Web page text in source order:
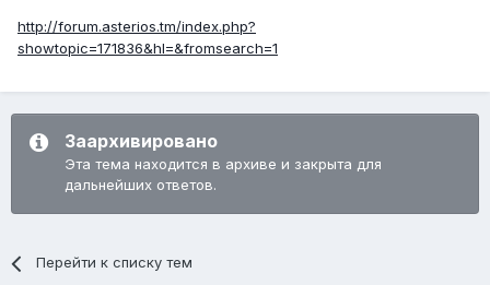
http://forum.asterios.tm/index.php?
showtopic=171836&hl=&fromsearch=1
Заархивировано
Эта тема находится в архиве и закрыта для
дальнейших ответов.
Перейти к списку тем